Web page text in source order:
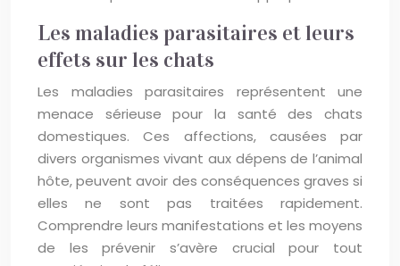
Les maladies parasitaires et leurs
effets sur les chats
Les maladies parasitaires représentent une
menace sérieuse pour la santé des chats
domestiques. Ces affections, causées par
divers organismes vivant aux dépens de l’animal
hôte, peuvent avoir des conséquences graves si
elles ne sont pas traitées rapidement.
Comprendre leurs manifestations et les moyens
de les prévenir s’avère crucial pour tout